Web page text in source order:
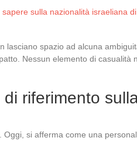
sulla nazionalità israeliana
lasciano spazio ad alcuna
Nessun elemento di casualità
riferimento
. Oggi, si afferma come una